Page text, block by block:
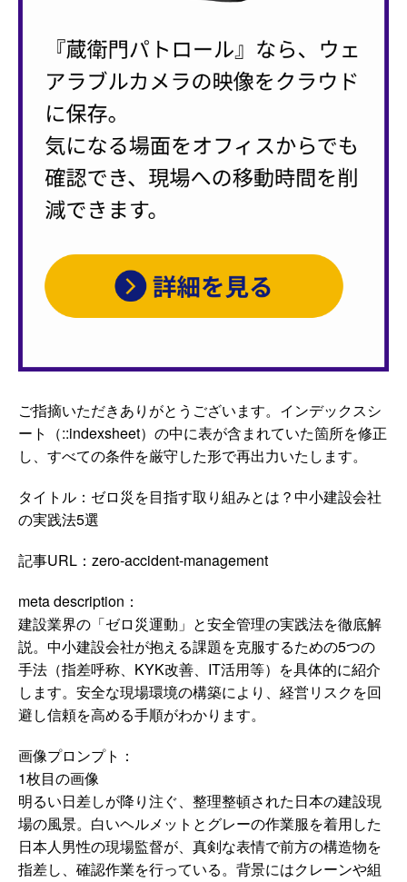
ご指摘いただきありがとうございます。インデックスシ
ート（::indexsheet）の中に表が含まれていた箇所を修正
し、すべての条件を厳守した形で再出力いたします。
タイトル：ゼロ災を目指す取り組みとは？中小建設会社
の実践法5選
記事URL：zero-accident-management
meta description：
建設業界の「ゼロ災運動」と安全管理の実践法を徹底解
説。中小建設会社が抱える課題を克服するための5つの
手法（指差呼称、KYK改善、IT活用等）を具体的に紹介
します。安全な現場環境の構築により、経営リスクを回
避し信頼を高める手順がわかります。
画像プロンプト：
1枚目の画像
明るい日差しが降り注ぐ、整理整頓された日本の建設現
場の風景。白いヘルメットとグレーの作業服を着用した
日本人男性の現場監督が、真剣な表情で前方の構造物を
指差し、確認作業を行っている。背景にはクレーンや組